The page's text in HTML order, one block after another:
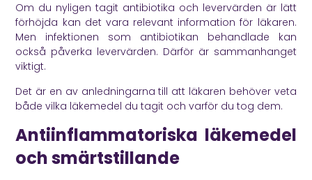
Om du nyligen tagit antibiotika och levervärden är lätt
förhöjda kan det vara relevant information för läkaren.
Men infektionen som antibiotikan behandlade kan
också påverka levervärden. Därför är sammanhanget
viktigt.
Det är en av anledningarna till att läkaren behöver veta
både vilka läkemedel du tagit och varför du tog dem.
Antiinflammatoriska läkemedel
och smärtstillande